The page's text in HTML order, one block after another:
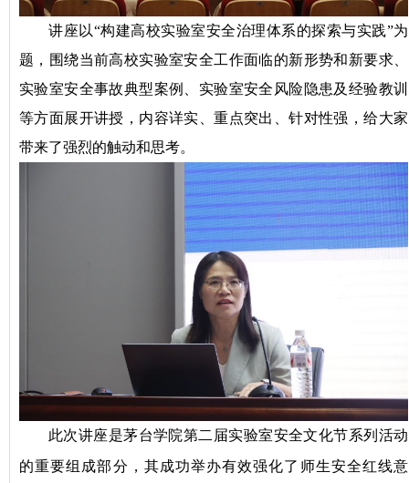
讲座以“构建高校实验室安全治理体系的探索与实践”为
题，围绕当前高校实验室安全工作面临的新形势和新要求、
实验室安全事故典型案例、实验室安全风险隐患及经验教训
等方面展开讲授，内容详实、重点突出、针对性强，给大家
带来了强烈的触动和思考。
此次讲座是茅台学院第二届实验室安全文化节系列活动
的重要组成部分，其成功举办有效强化了师生安全红线意